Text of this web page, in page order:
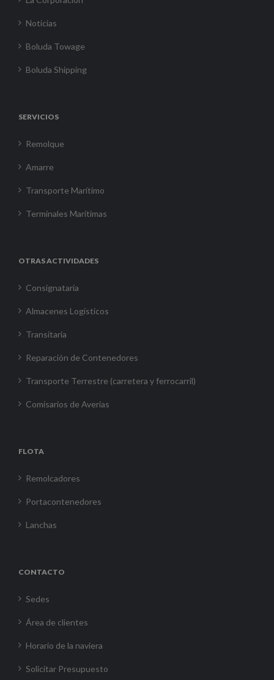
Noticias
Boluda Towage
Boluda Shipping
SERVICIOS
Remolque
Amarre
Transporte Marítimo
Terminales Marítimas
OTRAS ACTIVIDADES
Consignataria
Almacenes Logísticos
Transitaria
Reparación de Contenedores
Transporte Terrestre (carretera y ferrocarril)
Comisarios de Averías
FLOTA
Remolcadores
Portacontenedores
Lanchas
CONTACTO
Sedes
Área de clientes
Horario de la naviera
Solicitar Presupuesto